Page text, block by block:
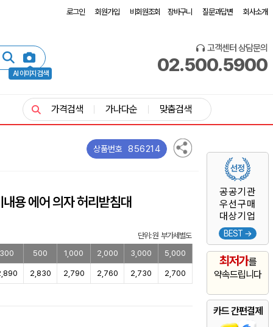
로그인 회원가입 비회원조회 장바구니 질문과답변 회사소개
AI 이미지 검색
고객센터 상담문의
02.500.5900
공공기관
우선구매
대상기업
BEST →
최저가를
약속드립니다
카드 간편결제
가격검색 가나다순 맞춤검색
상품번호 856214
용 에어 의자 허리받침대
단위: 원 부가세별도
300
500 1,000 2,000 3,000 5,000
2,830 2,790 2,760 2,730 2,700